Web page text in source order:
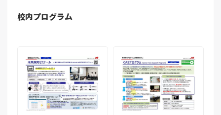
校内プログラム